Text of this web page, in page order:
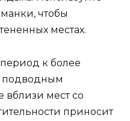
чтобы
местах.
к более
вблизи мест со
приносит